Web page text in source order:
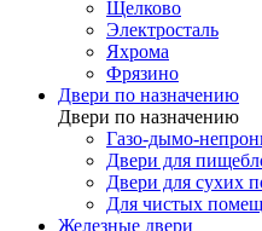
Щелково
Электросталь
Яхрома
Фрязино
Двери по назначению
Двери по назначению
Газо-дымо-
Двери для
Двери для сухих
Для чистых
Железные двери